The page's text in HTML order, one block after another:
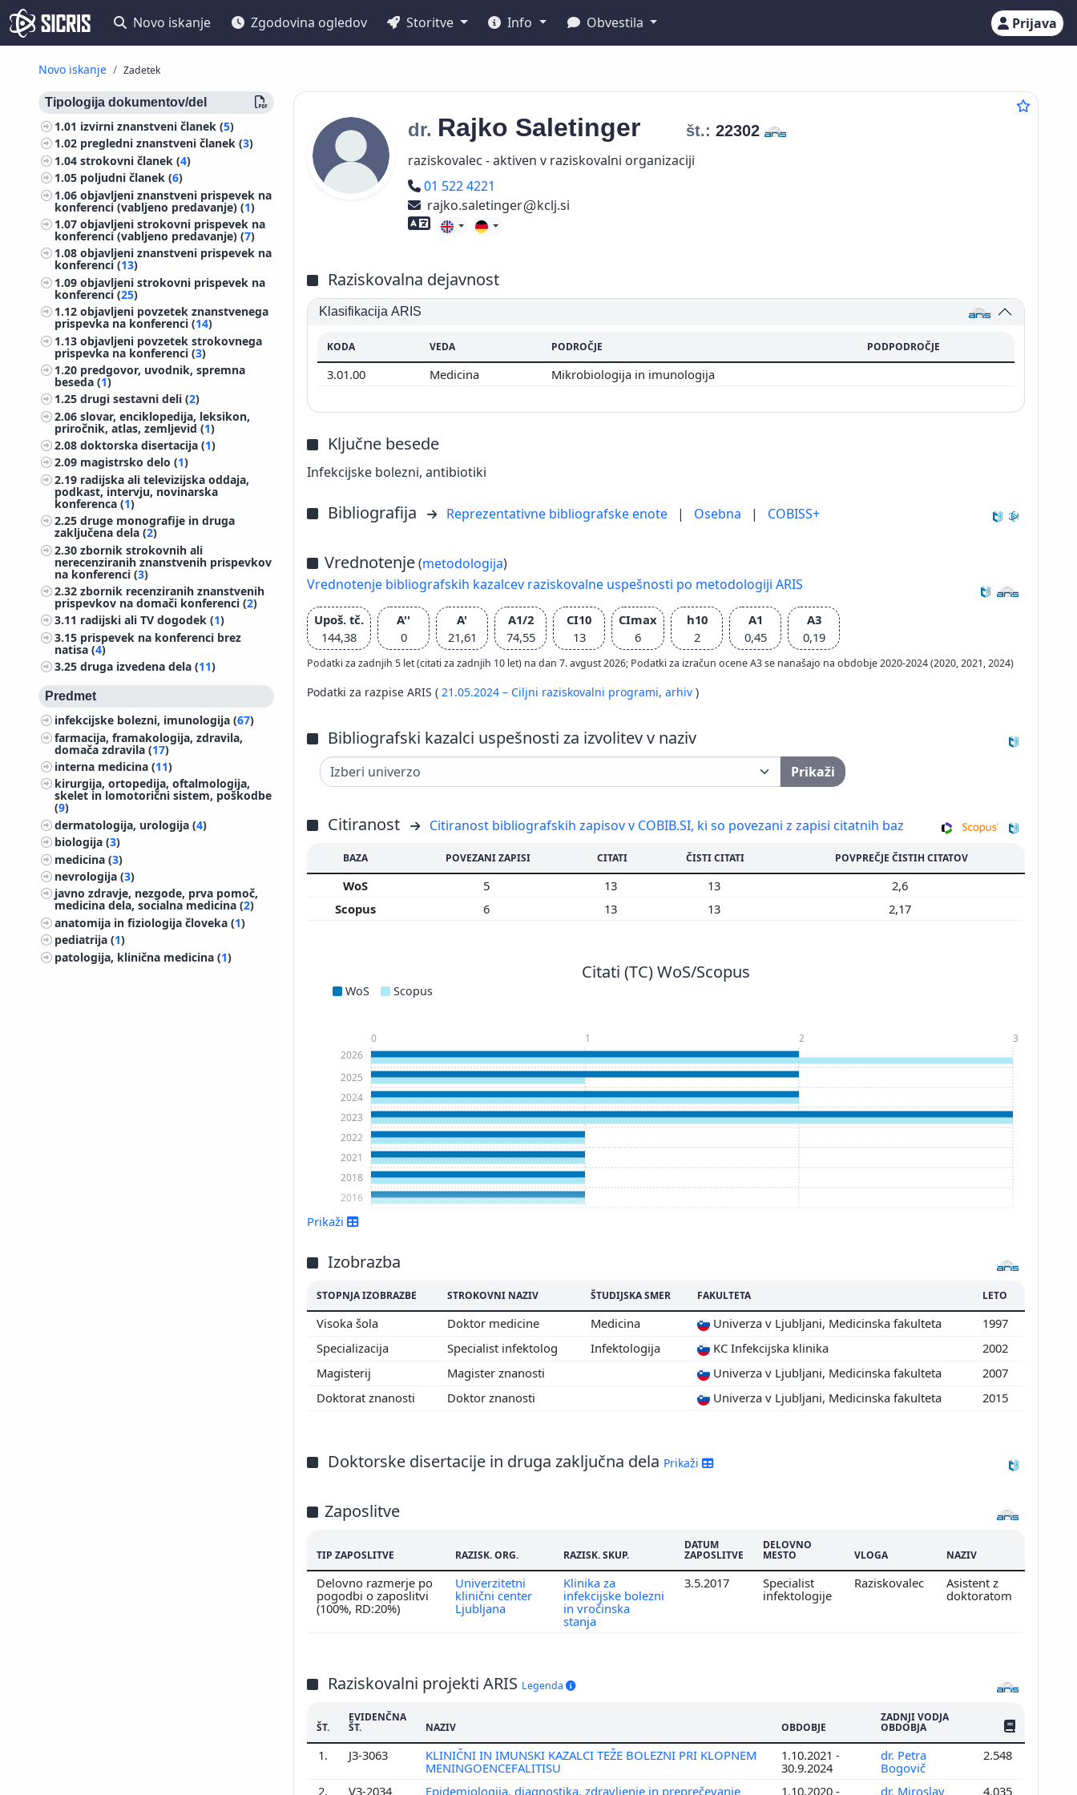
Novo iskanje Zgodovina ogledov Storitve Info Obvestila Prijava
Novo iskanje Zadetek
Tipologija dokumentov/del
1.01 izvirni znanstveni članek (5)
1.02 pregledni znanstveni članek (3)
1.04strokovni članek (4)
1.05 poljudni članek (6)
1.06objavljeni znanstveni prispevek na
konferenci (vabljeno predavanje) (1)
1.07objavljeni strokovni prispevek na
konferenci (vabljeno predavanje) (7)
1.08objavljeni znanstveni prispevek na
konferenci (13)
1.09objavljeni strokovni prispevek na
konferenci (25)
1.12objavljeni povzetek znanstvenega
prispevka na konferenci (14)
1.13objavljeni povzetek strokovnega
prispevka na konferenci (3)
1.20 predgovor, uvodnik, spremna
beseda (1)
1.25drugi sestavni deli (2)
2.06slovar, enciklopedija, leksikon,
priročnik, atlas, zemljevid (1)
2.08doktorska disertacija (1)
2.09 magistrsko delo (1)
2.19 radijska ali televizijska oddaja,
podkast, intervju, novinarska
konferenca (1)
2.25druge monografije in druga
zaključena dela (2)
2.30zbornik strokovnih ali
nerecenziranih znanstvenih prispevkov
na konferenci (3)
2.32zbornik recenziranih znanstvenih
prispevkov na domači konferenci (2)
3.11 radijski ali TV dogodek (1)
3.15 prispevek na konferenci brez
natisa (4)
3.25druga izvedena dela (11)
Predmet
infekcijske bolezni, imunologija (67)
farmacija, framakologija, zdravila,
domača zdravila (17)
interna medicina (11)
kirurgija, ortopedija, oftalmologija,
skelet in lomotorični sistem, poškodbe
(9)
dermatologija, urologija (4)
biologija (3)
medicina (3)
nevrologija (3)
javno zdravje, nezgode, prva pomoč,
medicina dela, socialna medicina (2)
anatomija in fiziologija človeka (1)
pediatrija (1)
patologija, klinična medicina (1)
dr. Rajko Saletinger št.: 22302
raziskovalec - aktiven v raziskovalni organizaciji
Telefon
01 522 4221
rajko.saletinger
kclj.si
Znanje tujih jezikov
Raziskovalna dejavnost
Klasifikacija ARIS
KODA VEDA PODROČJE PODPODROČJE
3.01.00 Medicina Mikrobiologija in imunologija
Ključne besede
Infekcijske bolezni, antibiotiki
Bibliografija Reprezentativne bibliografske enote | Osebna | COBISS+
Vrednotenje(metodologija)
Vrednotenje bibliografskih kazalcev raziskovalne uspešnosti po metodologiji ARIS
Upoš. tč.
144,38
A''
0
A'
21,61
A1/2
74,55
CI10
13
CImax
6
h10
2
A1
0,45
A3
0,19
Podatki za zadnjih 5 let (citati za zadnjih 10 let) na dan 7. avgust 2026; Podatki za izračun ocene A3 se nanašajo na obdobje 2020-2024 (2020, 2021, 2024)
Podatki za razpise ARIS ( 21.05.2024 – Ciljni raziskovalni programi, arhiv )
Bibliografski kazalci uspešnosti za izvolitev v naziv
Prikaži
Citiranost Citiranost bibliografskih zapisov v COBIB.SI, ki so povezani z zapisi citatnih baz
BAZA POVEZANI ZAPISI CITATI ČISTI CITATI POVPREČJE ČISTIH CITATOV
WoS 5 13 13
2,6
Scopus
6 13 13 2,17
Citati (TC) WoS/Scopus
WoS Scopus
2016
2018
2021
2022
2023
2024
2025
2026
0 1 2 3
Prikaži
Izobrazba
STOPNJA IZOBRAZBE STROKOVNI NAZIV ŠTUDIJSKA SMER FAKULTETA LETO
Visoka šola Doktor medicine Medicina Univerza v Ljubljani, Medicinska fakulteta
1997
Specializacija
Specialist infektolog Infektologija KC Infekcijska klinika
2002
Magisterij
Magister znanosti Univerza v Ljubljani, Medicinska fakulteta
2007
Doktorat znanosti
Doktor znanosti Univerza v Ljubljani, Medicinska fakulteta 2015
Doktorske disertacije in druga zaključna dela Prikaži
Zaposlitve
TIP ZAPOSLITVE RAZISK. ORG. RAZISK. SKUP.
DATUM
ZAPOSLITVE
DELOVNO
MESTO VLOGA NAZIV
Delovno razmerje po
pogodbi o zaposlitvi
(100%, RD:20%)
Univerzitetni
klinični center
Ljubljana
Klinika za
infekcijske bolezni
in vročinska
stanja
3.5.2017
Specialist
infektologije
Raziskovalec
Asistent z
doktoratom
Raziskovalni projekti ARIS Legenda
ŠT.
EVIDENČNA
ŠT. NAZIV OBDOBJE
ZADNJI VODJA
OBDOBJA ŠTEV.
1. J3-3063
KLINIČNI IN IMUNSKI KAZALCI TEŽE BOLEZNI PRI KLOPNEM
MENINGOENCEFALITISU
1.10.2021 -
30.9.2024
dr. Petra
Bogovič
2.548
2. V3-2034 Epidemiologija, diagnostika, zdravljenje in preprečevanje 1.10.2020 - dr. Miroslav 4.035